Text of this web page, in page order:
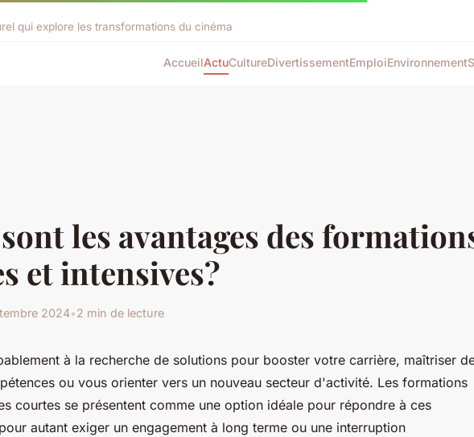
qui explore les transformations du cinéma
AccueilActuCultureDivertissementEmploiEnvironnement
les avantages des
et intensives?
2024•2 min de lecture
à la recherche de solutions pour booster votre carrière, maîtriser
ou vous orienter vers un nouveau secteur d'activité. Les formations
courtes se présentent comme une option idéale pour répondre à ces
autant exiger un engagement à long terme ou une interruption